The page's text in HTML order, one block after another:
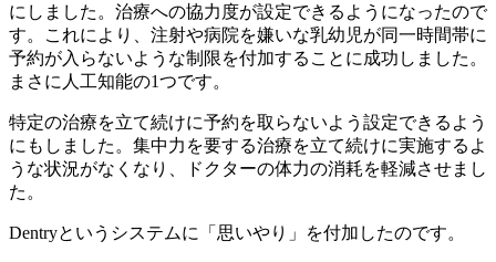
にしました。治療への協力度が設定できるようになったので
す。これにより、注射や病院を嫌いな乳幼児が同一時間帯に
予約が入らないような制限を付加することに成功しました。
まさに人工知能の1つです。
特定の治療を立て続けに予約を取らないよう設定できるよう
にもしました。集中力を要する治療を立て続けに実施するよ
うな状況がなくなり、ドクターの体力の消耗を軽減させまし
た。
Dentryというシステムに「思いやり」を付加したのです。